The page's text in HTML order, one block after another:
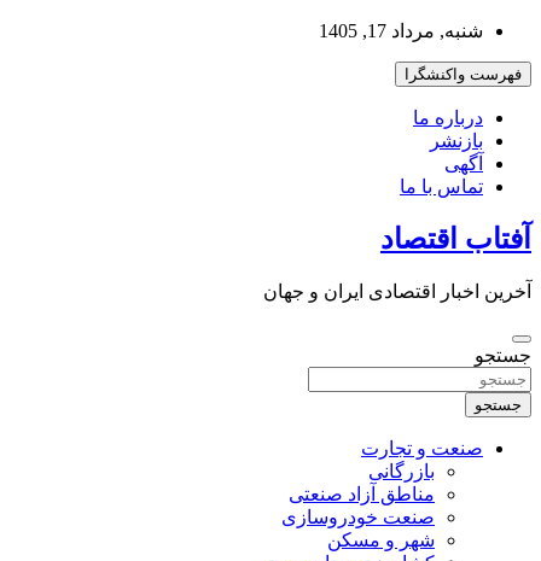
بروید
شنبه, مرداد 17, 1405
فهرست واکنشگرا
درباره ما
بازنشر
آگهی
تماس با ما
آفتاب اقتصاد
آخرین اخبار اقتصادی ایران و جهان
جستجو
جستجو
صنعت و تجارت
بازرگانی
مناطق آزاد صنعتی
صنعت خودروسازی
شهر و مسکن